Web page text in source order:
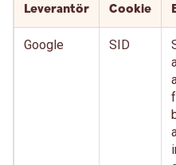
Leverantör Cookie
Google SID